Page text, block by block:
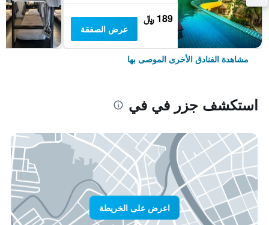
189 ﷼
عرض الصفقة
مشاهدة الفنادق الأخرى الموصى بها
استكشف جزر في في
اعرض على الخريطة